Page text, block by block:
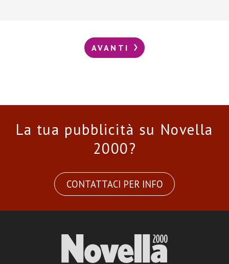
AVANTI
La tua pubblicità su Novella
2000?
CONTATTACI PER INFO